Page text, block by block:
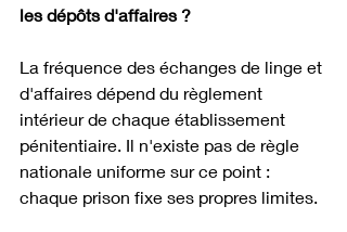
les dépôts d'affaires ?
La fréquence des échanges de linge et
d'affaires dépend du règlement
intérieur de chaque établissement
pénitentiaire. Il n'existe pas de règle
nationale uniforme sur ce point :
chaque prison fixe ses propres limites.